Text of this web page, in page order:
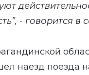
- говорится в
наезд поезда